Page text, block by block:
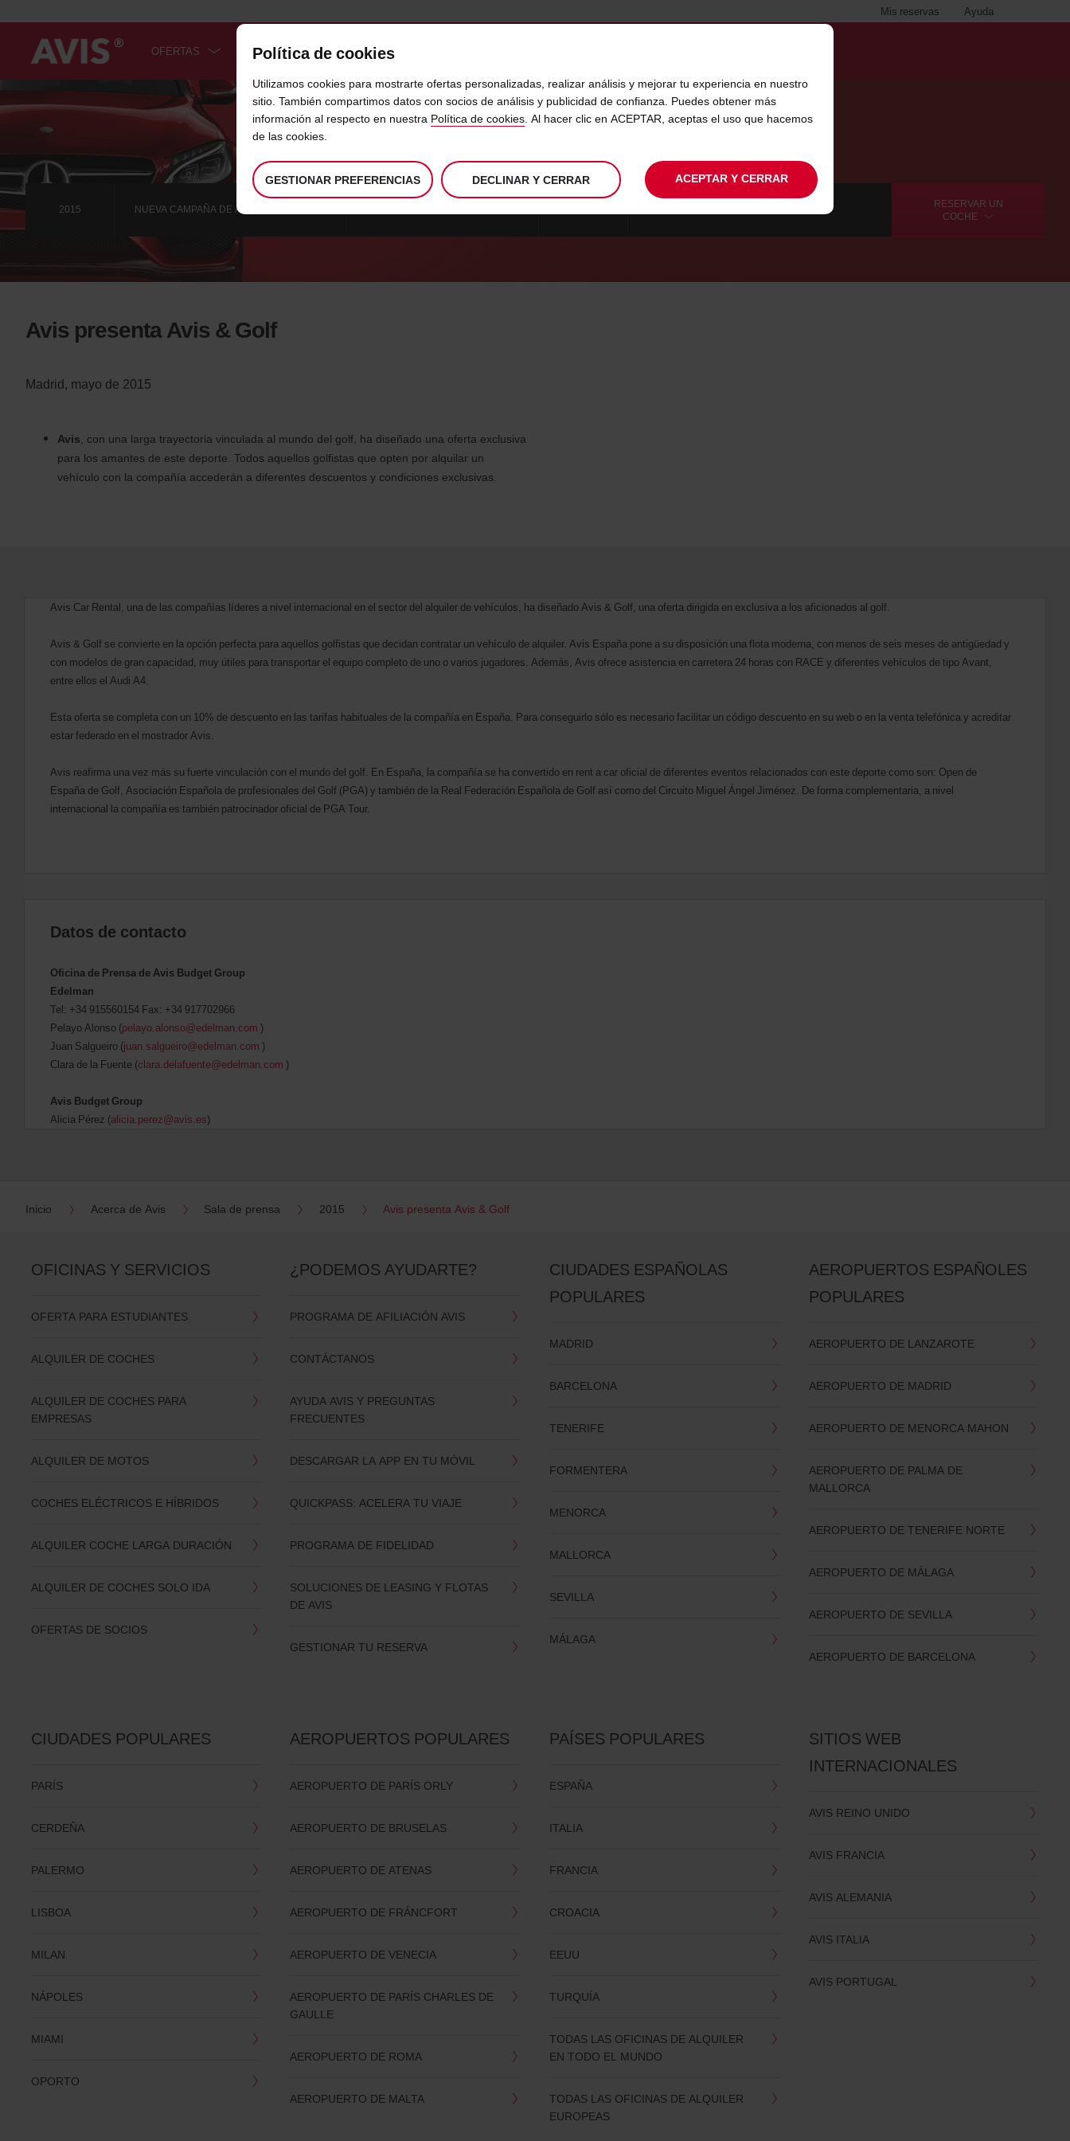
Ayuda
Mis reservas
OFERTAS COCHES SERVICIOS
Avis
RESERVAR UN
COCHE
2015 NUEVA CAMPAÑA DE AVIS E IBERIA PLUS
Avis presenta Avis & Golf
Madrid, mayo de 2015
Avis, con una larga trayectoria vinculada al mundo del golf, ha diseñado una oferta exclusiva
para los amantes de este deporte. Todos aquellos golfistas que opten por alquilar un
vehículo con la compañía accederán a diferentes descuentos y condiciones exclusivas.
Avis Car Rental, una de las compañías líderes a nivel internacional en el sector del alquiler de vehículos, ha diseñado Avis & Golf, una oferta dirigida en exclusiva a los aficionados al golf.
Avis & Golf se convierte en la opción perfecta para aquellos golfistas que decidan contratar un vehículo de alquiler. Avis España pone a su disposición una flota moderna, con menos de seis meses de antigüedad y
con modelos de gran capacidad, muy útiles para transportar el equipo completo de uno o varios jugadores. Además, Avis ofrece asistencia en carretera 24 horas con RACE y diferentes vehículos de tipo Avant,
entre ellos el Audi A4.
Esta oferta se completa con un 10% de descuento en las tarifas habituales de la compañía en España. Para conseguirlo sólo es necesario facilitar un código descuento en su web o en la venta telefónica y acreditar
estar federado en el mostrador Avis.
Avis reafirma una vez más su fuerte vinculación con el mundo del golf. En España, la compañía se ha convertido en rent a car oficial de diferentes eventos relacionados con este deporte como son: Open de
España de Golf, Asociación Española de profesionales del Golf (PGA) y también de la Real Federación Española de Golf así como del Circuito Miguel Ángel Jiménez. De forma complementaria, a nivel
internacional la compañía es también patrocinador oficial de PGA Tour.
Datos de contacto
Oficina de Prensa de Avis Budget Group
Edelman
Tel: +34 915560154 Fax: +34 917702966
Pelayo Alonso (pelayo.alonso@edelman.com )
Juan Salgueiro (juan.salgueiro@edelman.com )
Clara de la Fuente (clara.delafuente@edelman.com )
Avis Budget Group
Alicia Pérez (alicia.perez@avis.es)
Inicio Acerca de Avis Sala de prensa 2015 Avis presenta Avis & Golf
OFICINAS Y SERVICIOS
OFERTA PARA ESTUDIANTES
ALQUILER DE COCHES
ALQUILER DE COCHES PARA
EMPRESAS
ALQUILER DE MOTOS
COCHES ELÉCTRICOS E HÍBRIDOS
ALQUILER COCHE LARGA DURACIÓN
ALQUILER DE COCHES SOLO IDA
OFERTAS DE SOCIOS
¿PODEMOS AYUDARTE?
PROGRAMA DE AFILIACIÓN AVIS
CONTÁCTANOS
AYUDA AVIS Y PREGUNTAS
FRECUENTES
DESCARGAR LA APP EN TU MÓVIL
QUICKPASS: ACELERA TU VIAJE
PROGRAMA DE FIDELIDAD
SOLUCIONES DE LEASING Y FLOTAS
DE AVIS
GESTIONAR TU RESERVA
CIUDADES ESPAÑOLAS
POPULARES
MADRID
BARCELONA
TENERIFE
FORMENTERA
MENORCA
MALLORCA
SEVILLA
MÁLAGA
AEROPUERTOS ESPAÑOLES
POPULARES
AEROPUERTO DE LANZAROTE
AEROPUERTO DE MADRID
AEROPUERTO DE MENORCA MAHON
AEROPUERTO DE PALMA DE
MALLORCA
AEROPUERTO DE TENERIFE NORTE
AEROPUERTO DE MÁLAGA
AEROPUERTO DE SEVILLA
AEROPUERTO DE BARCELONA
CIUDADES POPULARES
PARÍS
CERDEÑA
PALERMO
LISBOA
MILAN
NÁPOLES
MIAMI
OPORTO
AEROPUERTOS POPULARES
AEROPUERTO DE PARÍS ORLY
AEROPUERTO DE BRUSELAS
AEROPUERTO DE ATENAS
AEROPUERTO DE FRÁNCFORT
AEROPUERTO DE VENECIA
AEROPUERTO DE PARÍS CHARLES DE
GAULLE
AEROPUERTO DE ROMA
AEROPUERTO DE MALTA
PAÍSES POPULARES
ESPAÑA
ITALIA
FRANCIA
CROACIA
EEUU
TURQUÍA
TODAS LAS OFICINAS DE ALQUILER
EN TODO EL MUNDO
TODAS LAS OFICINAS DE ALQUILER
EUROPEAS
SITIOS WEB
INTERNACIONALES
AVIS REINO UNIDO
AVIS FRANCIA
AVIS ALEMANIA
AVIS ITALIA
AVIS PORTUGAL
Política de cookies
Utilizamos cookies para mostrarte ofertas personalizadas, realizar análisis y mejorar tu experiencia en nuestro
sitio. También compartimos datos con socios de análisis y publicidad de confianza. Puedes obtener más
información al respecto en nuestra Política de cookies. Al hacer clic en ACEPTAR, aceptas el uso que hacemos
de las cookies.
GESTIONAR PREFERENCIAS DECLINAR Y CERRAR ACEPTAR Y CERRAR